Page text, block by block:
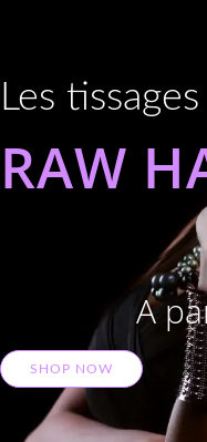
Les
RAW
A
SHOP NOW